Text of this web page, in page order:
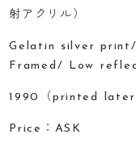
射アクリル）
Gelatin silver
Framed/ Low
1990（printed later
Price：ASK